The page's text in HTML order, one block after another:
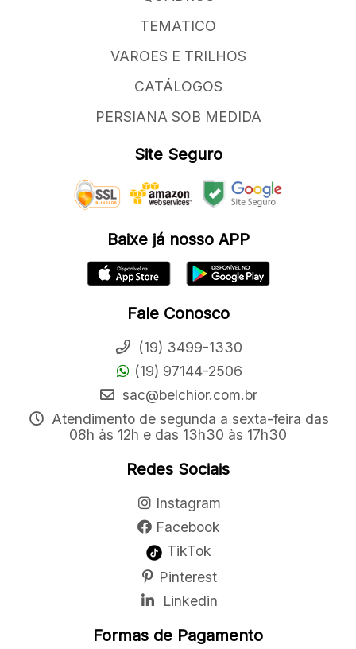
TEMATICO
VAROES E TRILHOS
CATÁLOGOS
PERSIANA SOB MEDIDA
Site Seguro
Baixe já nosso APP
Fale Conosco
(19) 3499-1330
(19) 97144-2506
sac@belchior.com.br
Atendimento de segunda a sexta-feira das
08h às 12h e das 13h30 às 17h30
Redes Sociais
Instagram
Facebook
TikTok
Pinterest
Linkedin
Formas de Pagamento